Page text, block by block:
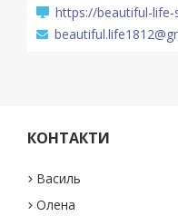
https://beautiful-life-
КОНТАКТИ
Василь
Олена